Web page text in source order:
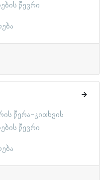
წევრი
წერა-კითხვის
წევრი